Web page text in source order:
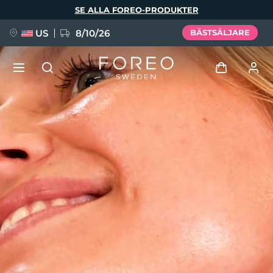
SE ALLA FOREO-PRODUKTER
US 8/10/26 BÄSTSÄLJARE
Logga in
Mina adresser
Mina prenumerationer
NYHET
FAQ™ Pure Beauty-Tech Elixir
BREAKING NEWS
Språk
English Deutsch
Français
Italiano
Polski
Türkçe
繁體中文